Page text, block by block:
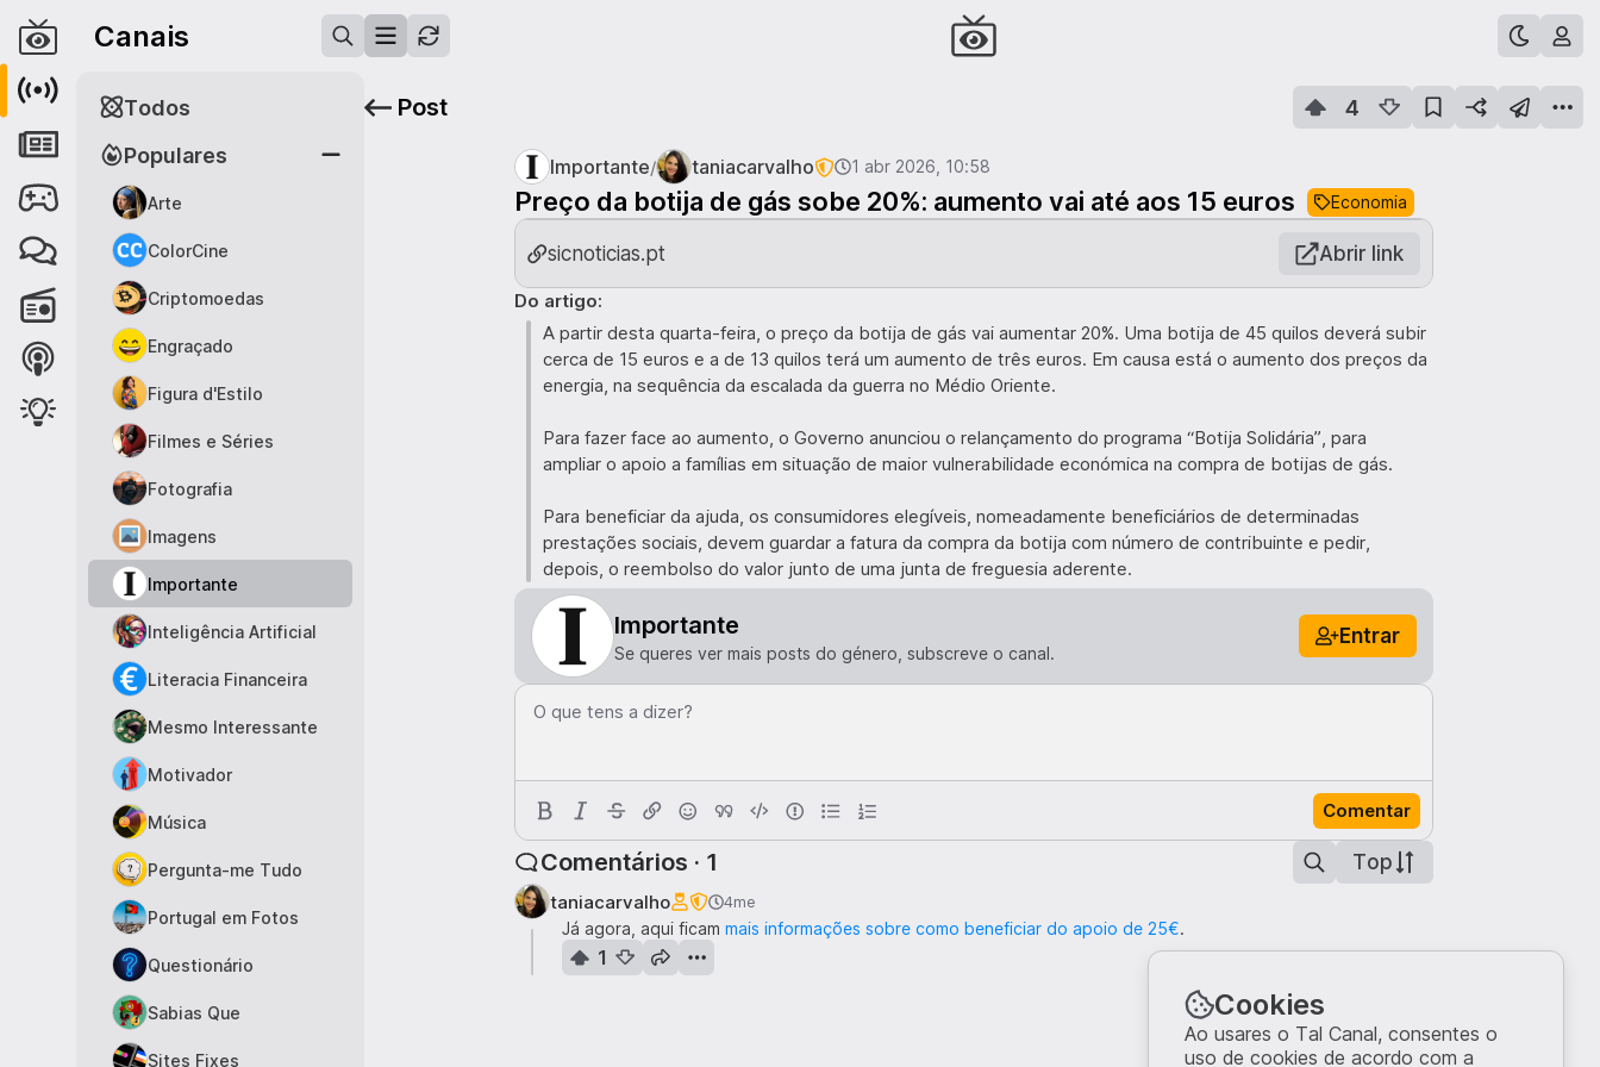
Canais
Populares
Arte
ColorCine
Criptomoedas
Engraçado
Figura d'Estilo
Filmes e Séries
Fotografia
Imagens
Importante
Inteligência Artificial
Literacia Financeira
Mesmo Interessante
Motivador
Música
Pergunta-me Tudo
Portugal em Fotos
Questionário
Sabias Que
Sites Fixes
Todos Post 4
Importante/ taniacarvalho 1 abr 2026, 10:58
Preço da botija de gás sobe 20%: aumento vai até aos 15 euros Economia
sicnoticias.pt Abrir link
Do artigo:
A partir desta quarta-feira, o preço da botija de gás vai aumentar 20%. Uma botija de 45 quilos deverá subir
cerca de 15 euros e a de 13 quilos terá um aumento de três euros. Em causa está o aumento dos preços da
energia, na sequência da escalada da guerra no Médio Oriente.
Para fazer face ao aumento, o Governo anunciou o relançamento do programa “Botija Solidária”, para
ampliar o apoio a famílias em situação de maior vulnerabilidade económica na compra de botijas de gás.
Para beneficiar da ajuda, os consumidores elegíveis, nomeadamente beneficiários de determinadas
prestações sociais, devem guardar a fatura da compra da botija com número de contribuinte e pedir,
depois, o reembolso do valor junto de uma junta de freguesia aderente.
Importante
Se queres ver mais posts do género, subscreve o canal.
Entrar
O que tens a dizer?
Comentar
Comentários · 1 Top
taniacarvalho 4me
Já agora, aqui ficam mais informações sobre como beneficiar do apoio de 25€.
1
Cookies
Ao usares o Tal Canal, consentes o
uso de cookies de acordo com a